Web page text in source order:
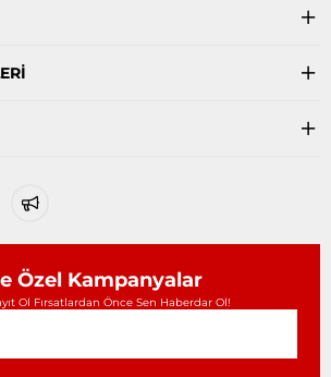
Özel Kampanyalar
Ol Fırsatlardan Önce Sen Haberdar Ol!